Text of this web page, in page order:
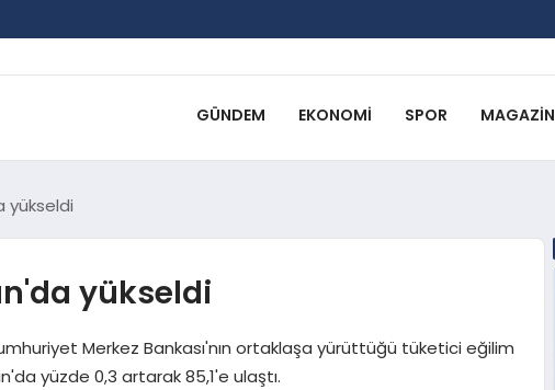
GÜNDEM EKONOMI SPOR MAGAZIN
yükseldi
yükseldi
Merkez Bankası'nın ortaklaşa yürüttüğü tüketici eğilim
yüzde 0,3 artarak 85,1'e ulaştı.